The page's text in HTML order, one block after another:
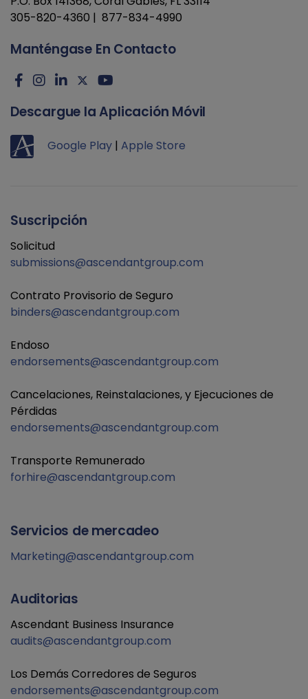
305-820-4360 | 877-834-4990
Manténgase En Contacto
Descargue la Aplicación Móvil
Google Play | Apple Store
Suscripción
Solicitud
submissions@ascendantgroup.com
Contrato Provisorio de Seguro
binders@ascendantgroup.com
Endoso
endorsements@ascendantgroup.com
Cancelaciones, Reinstalaciones, y Ejecuciones de
Pérdidas
endorsements@ascendantgroup.com
Transporte Remunerado
forhire@ascendantgroup.com
Servicios de mercadeo
Marketing@ascendantgroup.com
Auditorias
Ascendant Business Insurance
audits@ascendantgroup.com
Los Demás Corredores de Seguros
endorsements@ascendantgroup.com